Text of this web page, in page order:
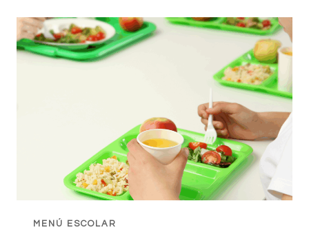
MENÚ ESCOLAR